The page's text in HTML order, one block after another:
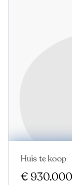
Nieuw
Huis te koop
€ 930.000